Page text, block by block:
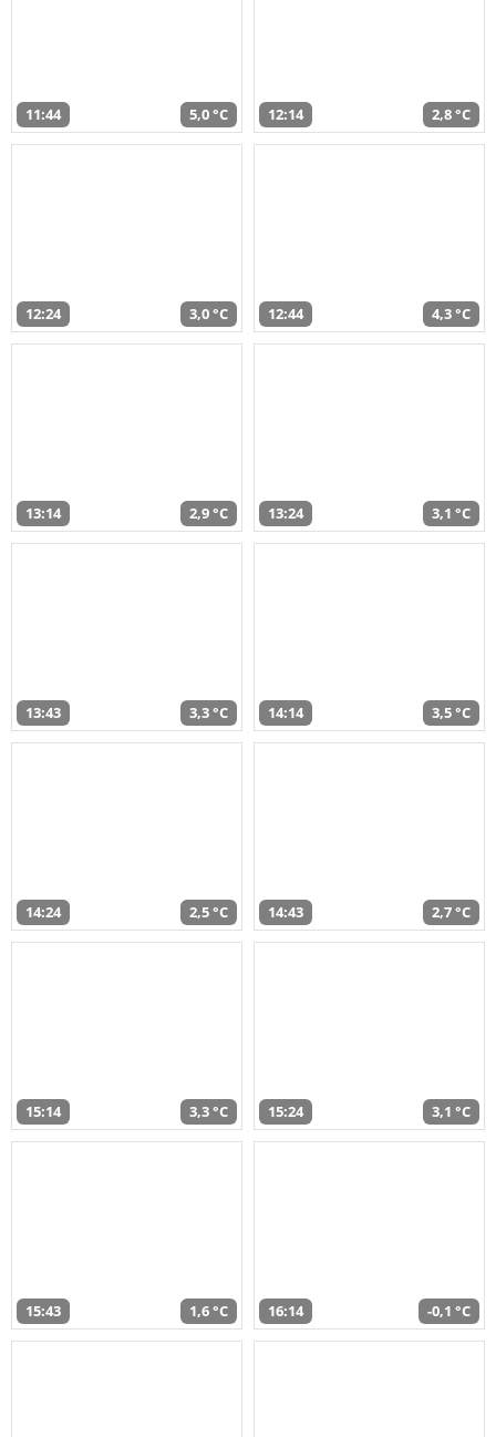
11:44 5,0 °C 12:14 2,8 °C
12:24 3,0 °C 12:44 4,3 °C
13:14 2,9 °C 13:24 3,1 °C
13:43 3,3 °C 14:14 3,5 °C
14:24 2,5 °C 14:43 2,7 °C
15:14 3,3 °C 15:24 3,1 °C
15:43 1,6 °C 16:14 -0,1 °C